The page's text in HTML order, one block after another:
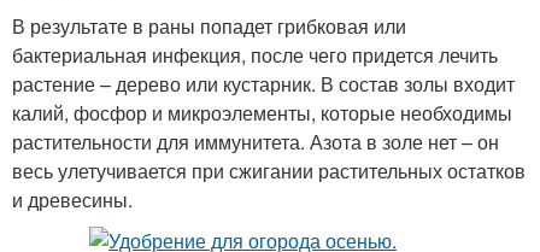
В результате в раны попадет грибковая или
бактериальная инфекция, после чего придется лечить
растение – дерево или кустарник. В состав золы входит
калий, фосфор и микроэлементы, которые необходимы
растительности для иммунитета. Азота в золе нет – он
весь улетучивается при сжигании растительных остатков
и древесины.